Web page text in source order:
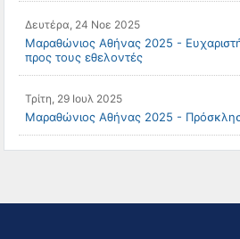
Δευτέρα, 24 Νοε 2025
Μαραθώνιος Αθήνας 2025 -
προς τους εθελοντές
Τρίτη, 29 Ιουλ 2025
Μαραθώνιος Αθήνας 2025 -